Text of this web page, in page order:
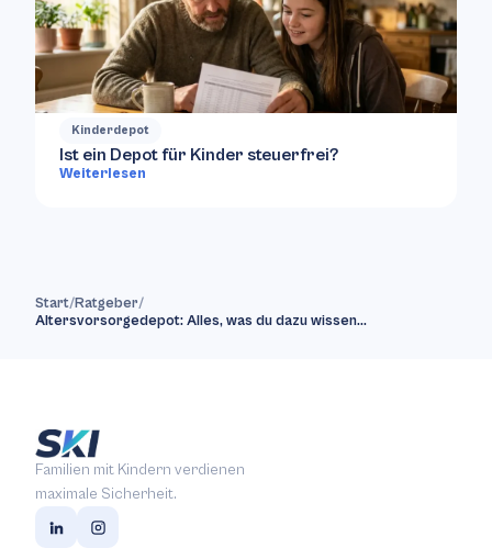
Kinderdepot
Ist ein Depot für Kinder steuerfrei?
Weiterlesen
Start/Ratgeber/
Altersvorsorgedepot: Alles, was du dazu wissen…
Familien mit Kindern verdienen
maximale Sicherheit.